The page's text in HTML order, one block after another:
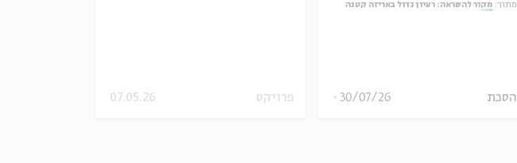
פרויקט 07.05.26
מתוך: מקור להשראה: רעיון גדול באריזה קטנה
הסכת 30/07/26